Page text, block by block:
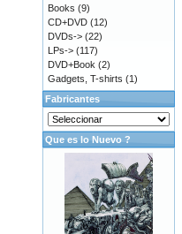
Books (9)
CD+DVD (12)
DVDs-> (22)
LPs-> (117)
DVD+Book (2)
Gadgets, T-shirts (1)
Fabricantes
Que es lo Nuevo ?